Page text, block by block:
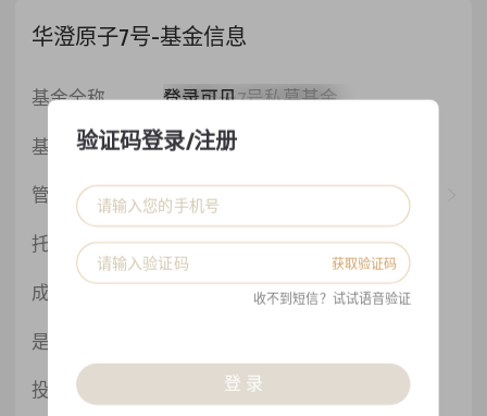
华澄原子7号-基金信息
基金全称 华澄原子7号私募基金
登录可见
基金状态 正在运行
登录可见
管理人 北京华澄投资有限公司
登录可见
托管人 招商证券
登录可见
成立日期
是否备案
投资策略 期货及衍生品
登录可见
验证码登录/注册
获取验证码
收不到短信？试试语音验证
登 录